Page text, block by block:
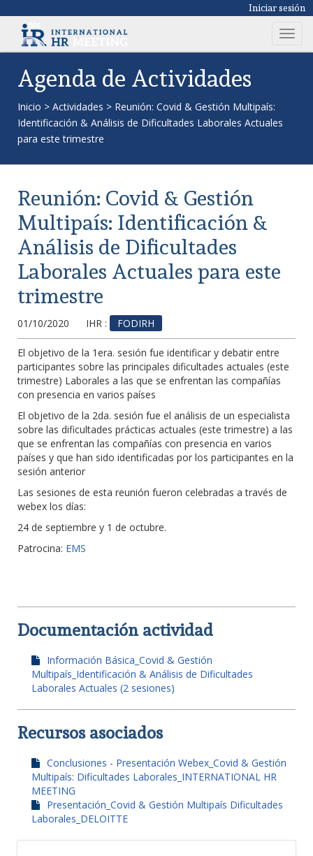
Iniciar sesión
T
o
v
Agenda de Actividades
Inicio > Actividades > Reunión: Covid & Gestión Multipaís:
Identificación & Análisis de Dificultades Laborales Actuales
para este trimestre
Reunión: Covid & Gestión
Multipaís: Identificación &
Análisis de Dificultades
Laborales Actuales para este
trimestre
01/10/2020 IHR : FODIRH
El objetivo de la 1era. sesión fue identificar y debatir entre
participantes sobre las principales dificultades actuales (este
trimestre) Laborales a las que se enfrentan las compañías
con presencia en varios países
El objetivo de la 2da. sesión fue el análisis de un especialista
sobre las dificultades prácticas actuales (este trimestre) a las
que se enfrentan las compañías con presencia en varios
países y que han sido identificadas por los participantes en la
sesión anterior
Las sesiones de esta reunión fueron celebradas a través de
webex los días:
24 de septiembre y 1 de octubre.
Patrocina: EMS
Documentación actividad
Información Básica_Covid & Gestión
Multipaís_Identificación & Análisis de Dificultades
Laborales Actuales (2 sesiones)
Recursos asociados
Conclusiones - Presentación Webex_Covid & Gestión
Multipaís: Dificultades Laborales_INTERNATIONAL HR
MEETING
Presentación_Covid & Gestión Multipaís Dificultades
Laborales_DELOITTE